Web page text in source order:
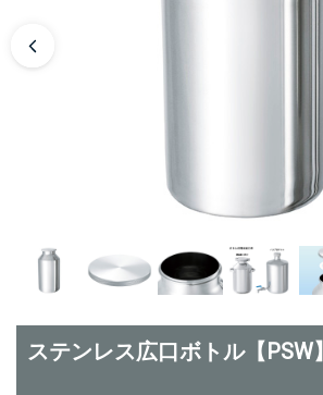
ステンレス広口ボトル【PSW】